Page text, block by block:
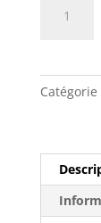
Frédéric
Catégorie